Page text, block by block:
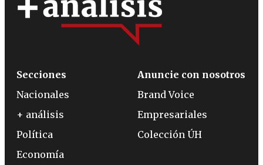
Secciones
Nacionales
+ análisis
Política
Economía
Anuncie con nosotros
Brand Voice
Empresariales
Colección ÚH